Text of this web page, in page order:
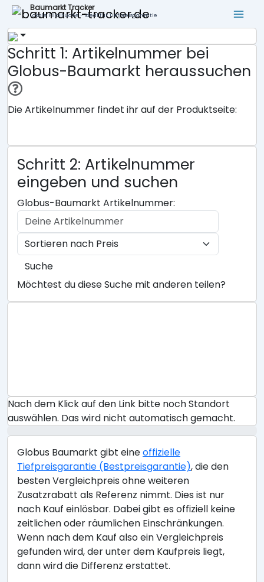
Baumarkt Tracker
Lokale Filialsuche - ideal für Tiefpreisgarantie
Schritt 1: Artikelnummer bei
Globus-Baumarkt heraussuchen
Die Artikelnummer findet ihr auf der Produktseite:
Schritt 2: Artikelnummer
eingeben und suchen
Globus-Baumarkt Artikelnummer:
Suche
Möchtest du diese Suche mit anderen teilen?
Nach dem Klick auf den Link bitte noch Standort
auswählen. Das wird nicht automatisch gemacht.
Globus Baumarkt gibt eineoffizielle
Tiefpreisgarantie (Bestpreisgarantie), die den
besten Vergleichpreis ohne weiteren
Zusatzrabatt als Referenz nimmt. Dies ist nur
nach Kauf einlösbar. Dabei gibt es offiziell keine
zeitlichen oder räumlichen Einschränkungen.
Wenn nach dem Kauf also ein Vergleichpreis
gefunden wird, der unter dem Kaufpreis liegt,
dann wird die Differenz erstattet.